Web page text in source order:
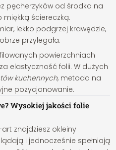
pęcherzyków od środka na
miękką ściereczką.
lekko podgrzej krawędzie,
przylegała.
powierzchniach
elastyczność folii. W dużych
kuchennych, metoda na
pozycjonowanie.
Wysokiej jakości folie
znajdziesz okleiny
i jednocześnie spełniają